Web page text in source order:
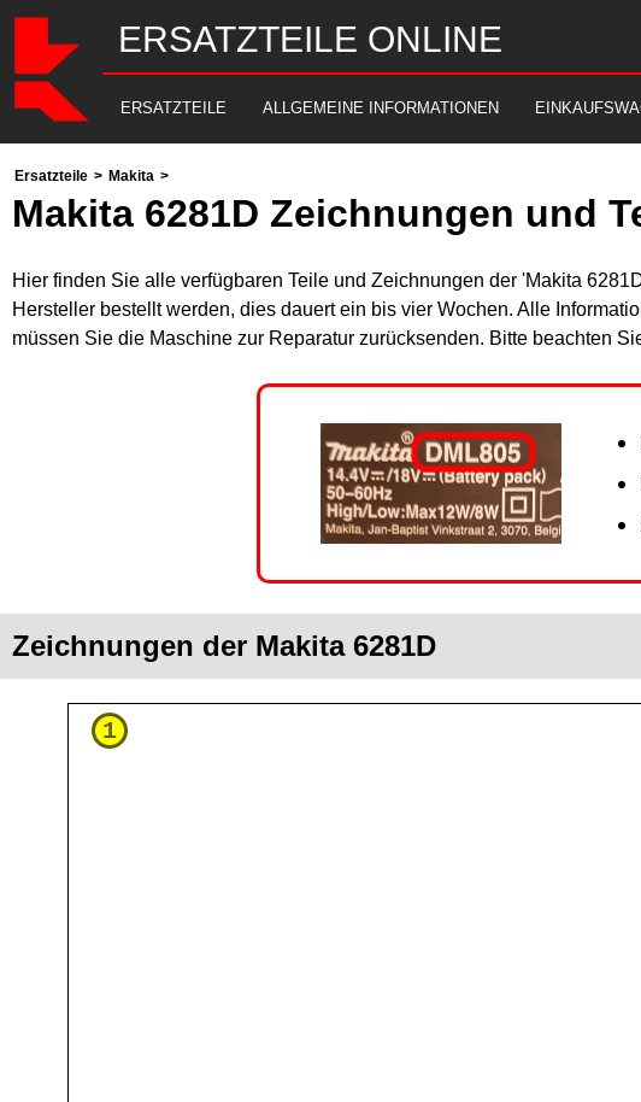
ERSATZTEILE ONLINE
ERSATZTEILE ALLGEMEINE INFORMATIONEN
Ersatzteile > Makita >
Makita 6281D Zeichnungen und
Hier finden Sie alle verfügbaren Teile und Zeichnungen der 'Makita
Hersteller bestellt werden, dies dauert ein bis vier Wochen. Alle
müssen Sie die Maschine zur Reparatur zurücksenden. Bitte beachten
Zeichnungen der Makita 6281D
1